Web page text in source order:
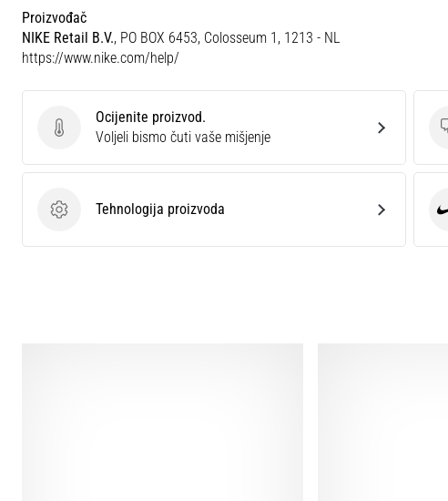
Proizvođač
NIKE Retail B.V., PO BOX 6453, Colosseum 1, 1213 - NL
https://www.nike.com/help/
Ocijenite proizvod.
Ocijenite proizvod.
Voljeli bismo čuti vaše mišjenje
Tehnologija proizvoda
Tehnologija proizvoda